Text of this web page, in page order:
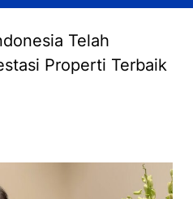
Telah
Properti Terbaik